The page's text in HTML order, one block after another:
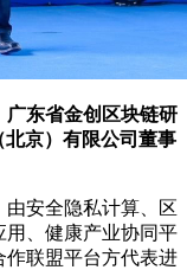
广东省金创区块链研
京）有限公司董事
安全隐私计算、区
用、健康产业协同平
作联盟平台方代表进